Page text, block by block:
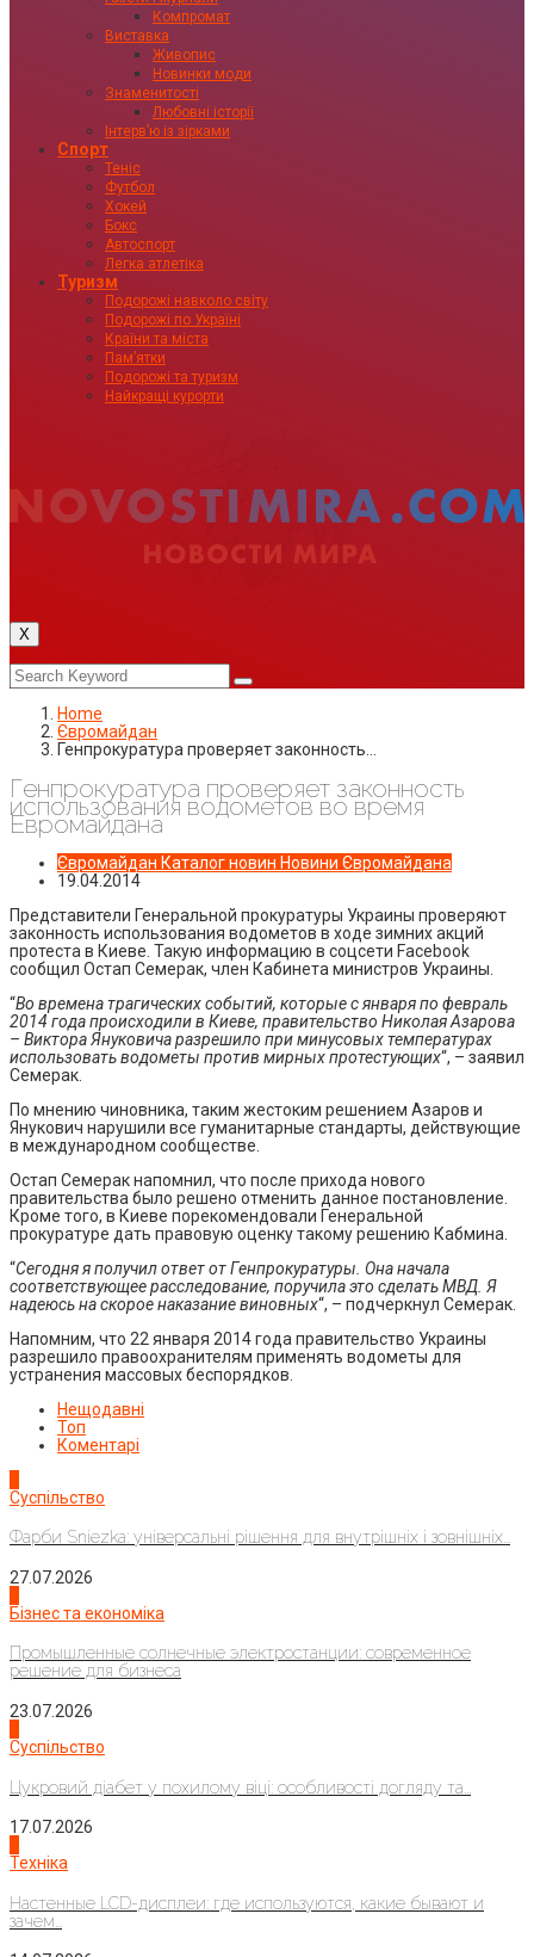
Компромат
Виставка
Живопис
Новинки моди
Знаменитості
Любовні історії
Інтервʼю із зірками
Спорт
Теніс
Футбол
Хокей
Бокс
Автоспорт
Легка атлетіка
Туризм
Подорожі навколо світу
Подорожі по Україні
Країни та міста
Пам’ятки
Подорожі та туризм
Найкращі курорти
X
Home
Євромайдан
Генпрокуратура проверяет законность…
Генпрокуратура проверяет законность
использования водометов во время
Евромайдана
Євромайдан Каталог новин Новини Євромайдана
19.04.2014
Представители Генеральной прокуратуры Украины проверяют
законность использования водометов в ходе зимних акций
протеста в Киеве. Такую информацию в соцсети Facebook
сообщил Остап Семерак, член Кабинета министров Украины.
“Во времена трагических событий, которые с января по февраль
2014 года происходили в Киеве, правительство Николая Азарова
– Виктора Януковича разрешило при минусовых температурах
использовать водометы против мирных протестующих“, – заявил
Семерак.
По мнению чиновника, таким жестоким решением Азаров и
Янукович нарушили все гуманитарные стандарты, действующие
в международном сообществе.
Остап Семерак напомнил, что после прихода нового
правительства было решено отменить данное постановление.
Кроме того, в Киеве порекомендовали Генеральной
прокуратуре дать правовую оценку такому решению Кабмина.
“Сегодня я получил ответ от Генпрокуратуры. Она начала
соответствующее расследование, поручила это сделать МВД. Я
надеюсь на скорое наказание виновных“, – подчеркнул Семерак.
Напомним, что 22 января 2014 года правительство Украины
разрешило правоохранителям применять водометы для
устранения массовых беспорядков.
Нещодавні
Топ
Коментарі
Суспільство
Фарби Sniezka: універсальні рішення для внутрішніх і зовнішніх...
27.07.2026
Бізнес та економіка
Промышленные солнечные электростанции: современное
решение для бизнеса
23.07.2026
Суспільство
Цукровий діабет у похилому віці: особливості догляду та...
17.07.2026
Техніка
Настенные LCD-дисплеи: где используются, какие бывают и
зачем...